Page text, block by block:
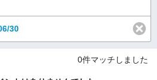
30
0件マッチしました